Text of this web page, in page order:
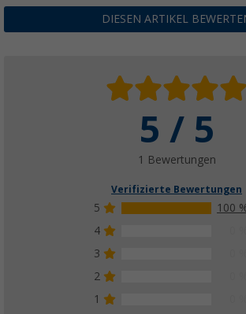
DIESEN ARTIKEL
5 / 5
1 Bewertungen
Verifizierte Bewertungen
5
100
4
3
2
1